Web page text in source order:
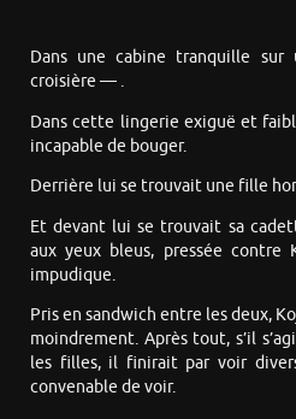
Dans une cabine tranquille sur
croisière — .
Dans cette lingerie exiguë et
incapable de bouger.
Derrière lui se trouvait une fille
Et devant lui se trouvait sa
aux yeux bleus, pressée contre
impudique.
Pris en sandwich entre les deux,
moindrement. Après tout, s’il
les filles, il finirait par voir
convenable de voir.